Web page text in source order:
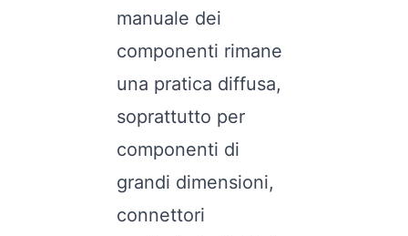
manuale dei
componenti rimane
una pratica diffusa,
soprattutto per
componenti di
grandi dimensioni,
connettori